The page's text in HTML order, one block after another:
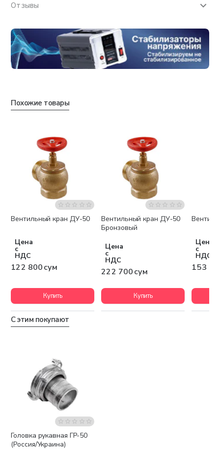
Отзывы
Похожие товары
Вентильный кран ДУ-50
Цена
с
НДС
122 800 сум
Купить
Вентильный кран ДУ-50
Бронзовый
Цена
с
НДС
222 700 сум
Купить
Цена
с
НДС
153
С этим покупают
Головка рукавная ГР-50
(Россия/Украина)